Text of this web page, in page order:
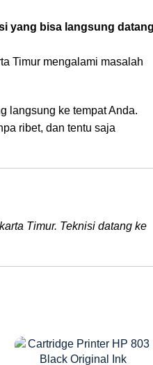
yang bisa langsung datang
Timur mengalami masalah
langsung ke tempat Anda.
ribet, dan tentu saja
Timur. Teknisi datang ke